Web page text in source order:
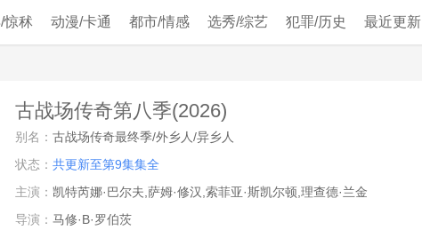
惊秫 动漫/卡通 都市/情感 选秀/综艺 犯罪/历史 最近更新
古战场传奇第八季(2026)
别名： 古战场传奇最终季/外乡人/异乡人
状态： 共更新至第9集集全
主演： 凯特芮娜·巴尔夫,萨姆·修汉,索菲亚·斯凯尔顿,理查德·兰金
导演： 马修·B·罗伯茨